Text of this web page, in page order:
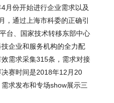
月份开始进行企业需求以及
，通过上海市科委的正确引
台、国家技术转移东部中心
企业和服务机构的全力配
需求采集315条，需求对接
赛时间是2018年12月20
求发布和专场show展示三